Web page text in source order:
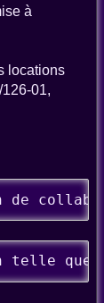
à
locations
01,
de
telle que